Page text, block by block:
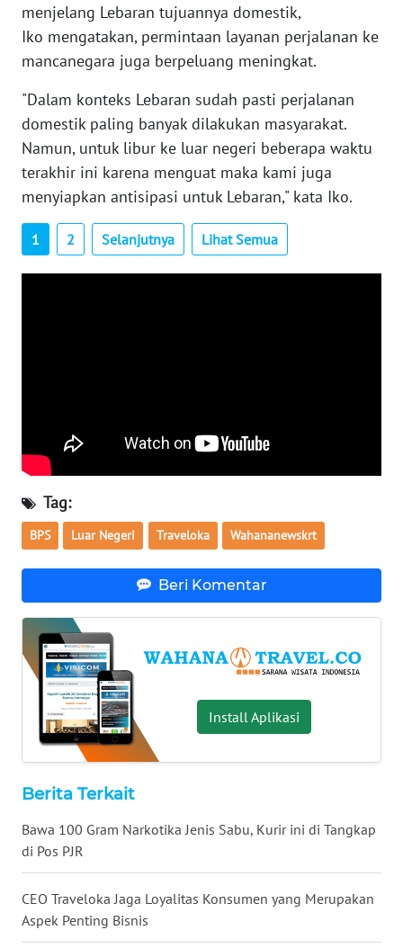
menjelang Lebaran tujuannya domestik,
Iko mengatakan, permintaan layanan perjalanan ke
mancanegara juga berpeluang meningkat.
"Dalam konteks Lebaran sudah pasti perjalanan
domestik paling banyak dilakukan masyarakat.
Namun, untuk libur ke luar negeri beberapa waktu
terakhir ini karena menguat maka kami juga
menyiapkan antisipasi untuk Lebaran," kata Iko.
1 2 Selanjutnya Lihat Semua
Tag:
BPS Luar Negeri Traveloka Wahananewskrt
Beri Komentar
Install Aplikasi
Berita Terkait
Bawa 100 Gram Narkotika Jenis Sabu, Kurir ini di Tangkap
di Pos PJR
CEO Traveloka Jaga Loyalitas Konsumen yang Merupakan
Aspek Penting Bisnis
INDEKS
BERITA
KONTAK
IKLAN
TENTANG
KAMI
DISCLAIMER
Wahana
News
WN
SUMUT
WN
JAKARTA
WN
WN
BANTEN
WN